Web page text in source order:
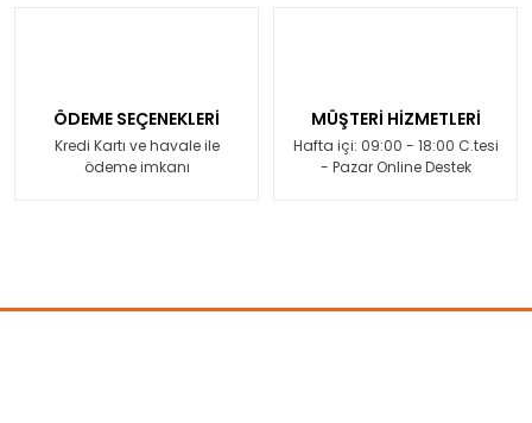
ÖDEME SEÇENEKLERİ
Kredi Kartı ve havale ile
ödeme imkanı
MÜŞTERİ HİZMETLERİ
Hafta içi: 09:00 - 18:00 C.tesi
- Pazar Online Destek